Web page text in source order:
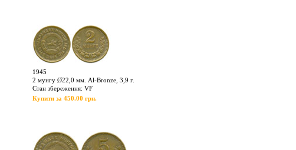
1945
2 мунгу Ø22,0 мм. Al-Bronze, 3,9 г.
Стан збереження: VF
Купити за 450.00 грн.